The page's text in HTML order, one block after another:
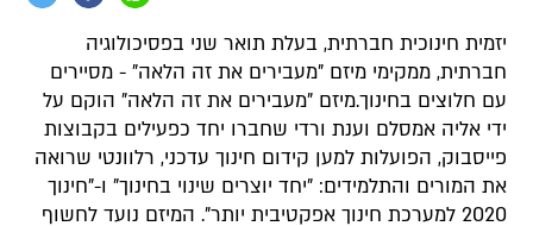
יזמית חינוכית חברתית, בעלת תואר שני בפסיכולוגיה
חברתית, ממקימי מיזם "מעבירים את זה הלאה" - מסיירים
עם חלוצים בחינוך.מיזם "מעבירים את זה הלאה" הוקם על
ידי אליה אמסלם וענת ורדי שחברו יחד כפעילים בקבוצות
פייסבוק, הפועלות למען קידום חינוך עדכני, רלוונטי שרואה
את המורים והתלמידים: "יחד יוצרים שינוי בחינוך" ו-"חינוך
2020 למערכת חינוך אפקטיבית יותר". המיזם נועד לחשוף